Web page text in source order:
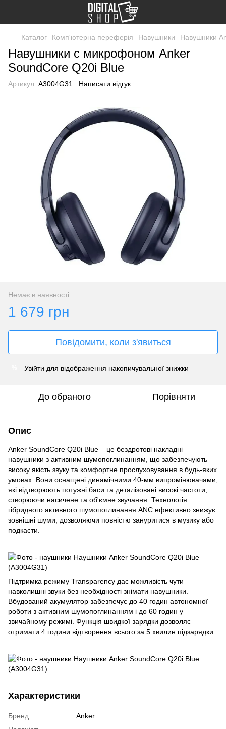
Каталог Комп'ютерна переферія Навушники Навушники
Навушники с микрофоном Anker
SoundCore Q20i Blue
Артикул: A3004G31 Написати відгук
Немає в наявності
1 679 грн
Повідомити, коли з'явиться
Увійти для відображення накопичувальної знижки
До обраного Порівняти
Опис
Anker SoundCore Q20i Blue – це бездротові накладні
навушники з активним шумопоглинанням, що забезпечують
високу якість звуку та комфортне прослуховування в будь-яких
умовах. Вони оснащені динамічними 40-мм випромінювачами,
які відтворюють потужні баси та деталізовані високі частоти,
створюючи насичене та об'ємне звучання. Технологія
гібридного активного шумопоглинання ANC ефективно знижує
зовнішні шуми, дозволяючи повністю зануритися в музику або
подкасти.
Підтримка режиму Transparency дає можливість чути
навколишні звуки без необхідності знімати навушники.
Вбудований акумулятор забезпечує до 40 годин автономної
роботи з активним шумопоглинанням і до 60 годин у
звичайному режимі. Функція швидкої зарядки дозволяє
отримати 4 години відтворення всього за 5 хвилин підзарядки.
Характеристики
Бренд
Anker